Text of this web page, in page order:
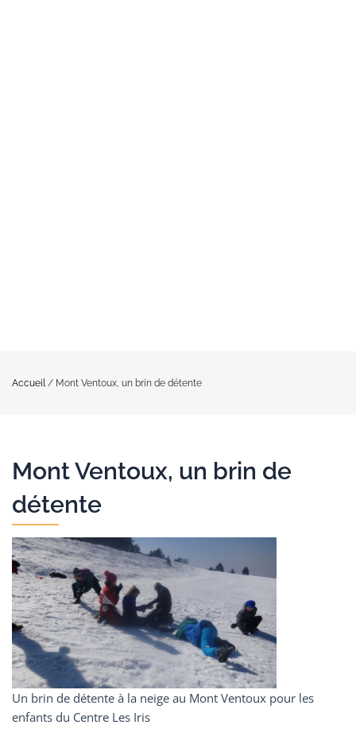
Accueil / Mont Ventoux, un brin de détente
Mont Ventoux, un brin de
détente
Un brin de détente à la neige au Mont Ventoux pour les
enfants du Centre Les Iris